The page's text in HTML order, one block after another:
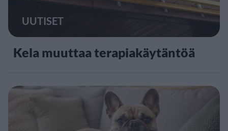
UUTISET
Kela muuttaa terapiakäytäntöä